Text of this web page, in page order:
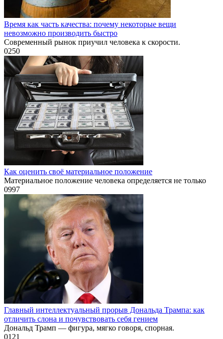
Время как часть качества: почему некоторые вещи
невозможно производить быстро
Современный рынок приучил человека к скорости.
0250
Как оценить своё материальное положение
Материальное положение человека определяется не только
0997
Главный интеллектуальный прорыв Дональда Трампа: как
отличить слона и почувствовать себя гением
Дональд Трамп — фигура, мягко говоря, спорная.
0121